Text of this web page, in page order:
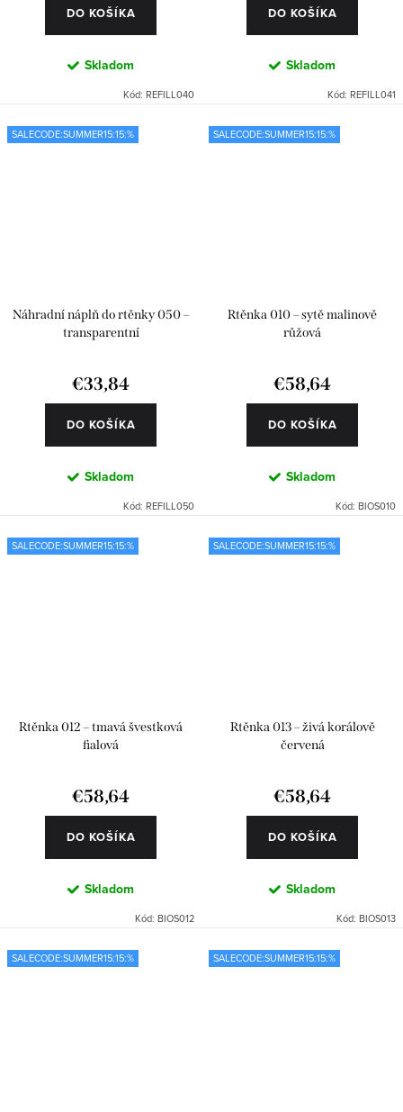
DO KOŠÍKA
Skladom
Kód: REFILL040
DO KOŠÍKA
Skladom
Kód: REFILL041
SALECODE:SUMMER15:15:%
Náhradní náplň do rtěnky 050 –
transparentní
€33,84
DO KOŠÍKA
Skladom
Kód: REFILL050
SALECODE:SUMMER15:15:%
Rtěnka 010 – sytě malinově
růžová
€58,64
DO KOŠÍKA
Skladom
Kód: BIOS010
SALECODE:SUMMER15:15:%
Rtěnka 012 – tmavá švestková
fialová
€58,64
DO KOŠÍKA
Skladom
Kód: BIOS012
SALECODE:SUMMER15:15:%
Rtěnka 013 – živá korálově
červená
€58,64
DO KOŠÍKA
Skladom
Kód: BIOS013
SALECODE:SUMMER15:15:% SALECODE:SUMMER15:15:%